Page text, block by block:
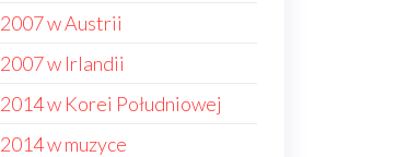
2007 w Austrii
2007 w Irlandii
2014 w Korei Południowej
2014 w muzyce